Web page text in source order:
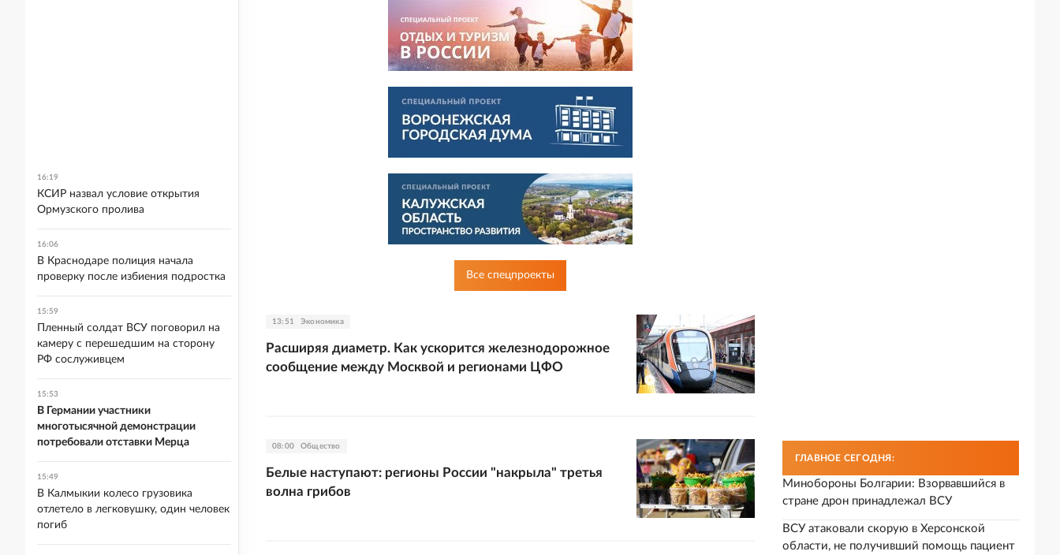
Все спецпроекты
13:51 Экономика
Расширяя диаметр. Как ускорится железнодорожное
сообщение между Москвой и регионами ЦФО
08:00 Общество
Белые наступают: регионы России "накрыла" третья
волна грибов
ГЛАВНОЕ СЕГОДНЯ:
Минобороны Болгарии: Взорвавшийся в
стране дрон принадлежал ВСУ
ВСУ атаковали скорую в Херсонской
области, не получивший помощь пациент
16:19
КСИР назвал условие открытия
Ормузского пролива
16:06
В Краснодаре полиция начала
проверку после избиения подростка
15:59
Пленный солдат ВСУ поговорил на
камеру с перешедшим на сторону
РФ сослуживцем
15:53
В Германии участники
многотысячной демонстрации
потребовали отставки Мерца
15:49
В Калмыкии колесо грузовика
отлетело в легковушку, один человек
погиб